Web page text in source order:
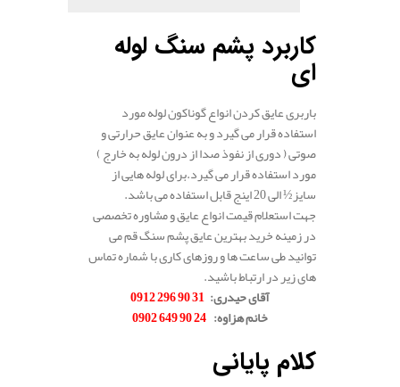
کاربرد پشم سنگ لوله
ای
باربری عایق کردن انواع گوناکون لوله مورد
استفاده قرار می گیرد و به عنوان عایق حرارتی و
صوتی ( دوری از نفوذ صدا از درون لوله به خارج )
مورد استفاده قرار می گیرد.برای لوله هایی از
سایز½ الی 20 اینج قابل استفاده می باشد.
جهت استعلام قیمت انواع عایق و مشاوره تخصصی
در زمینه خرید بهترین عایق پشم سنگ قم می
توانید طی ساعت ها و روزهای کاری با شماره تماس
های زیر در ارتباط باشید.
آقای حیدری: 31 90 296 0912
خانم هزاوه: 24 90 649 0902
کلام پایانی